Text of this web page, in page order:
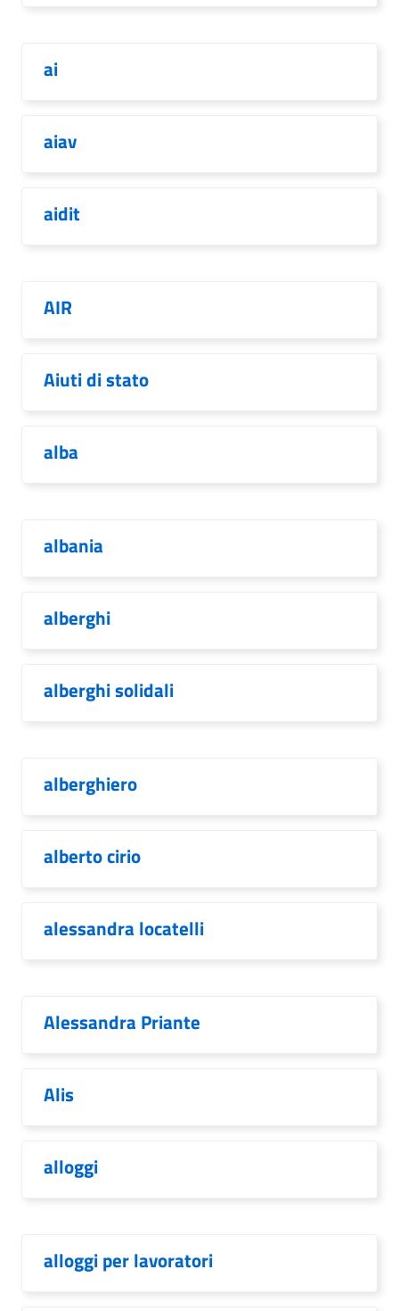
ai
aiav
aidit
AIR
Aiuti di stato
alba
albania
alberghi
alberghi solidali
alberghiero
alberto cirio
alessandra locatelli
Alessandra Priante
Alis
alloggi
alloggi per lavoratori